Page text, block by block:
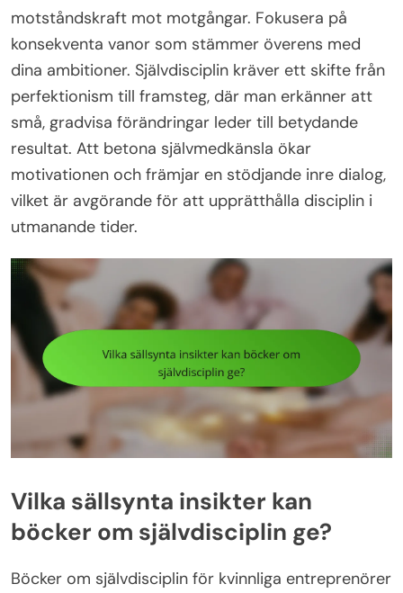
motståndskraft mot motgångar. Fokusera på
konsekventa vanor som stämmer överens med
dina ambitioner. Självdisciplin kräver ett skifte från
perfektionism till framsteg, där man erkänner att
små, gradvisa förändringar leder till betydande
resultat. Att betona självmedkänsla ökar
motivationen och främjar en stödjande inre dialog,
vilket är avgörande för att upprätthålla disciplin i
utmanande tider.
Vilka sällsynta insikter kan
böcker om självdisciplin ge?
Böcker om självdisciplin för kvinnliga entreprenörer